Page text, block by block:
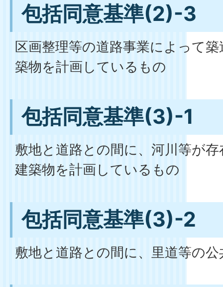
包括同意基準(2)-3
区画整理等の道路事業によって
築物を計画しているもの
包括同意基準(3)-1
敷地と道路との間に、河川等が
建築物を計画しているもの
包括同意基準(3)-2
敷地と道路との間に、里道等の